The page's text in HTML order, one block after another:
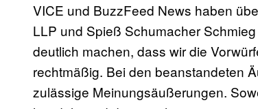
VICE und BuzzFeed News haben
LLP und Spieß Schumacher
deutlich machen, dass wir die
rechtmäßig. Bei den beanstandeten
zulässige Meinungsäußerungen.